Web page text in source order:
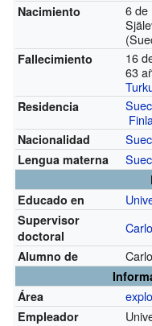
Nacimiento
6 de
Fallecimiento
16
63
Residencia
Nacionalidad
Lengua materna
Educado en
Supervisor
doctoral
Alumno de
Área
Empleador